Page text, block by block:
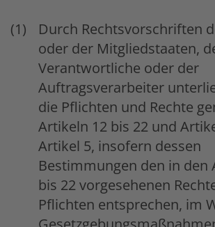
Durch Rechtsvorschriften
oder der Mitgliedstaaten,
Verantwortliche oder der
Auftragsverarbeiter
die Pflichten und Rechte
Artikeln 12 bis 22 und
Artikel 5, insofern dessen
Bestimmungen den in den
bis 22 vorgesehenen
Pflichten entsprechen, im